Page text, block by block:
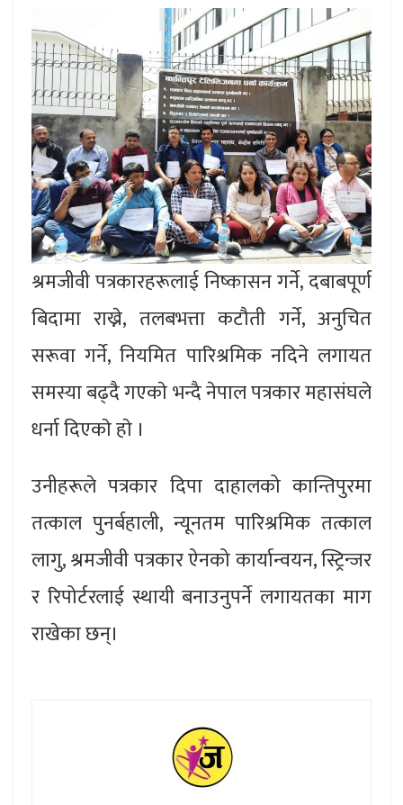
श्रमजीवी पत्रकारहरूलाई निष्कासन गर्ने, दबाबपूर्ण
बिदामा राख्ने, तलबभत्ता कटौती गर्ने, अनुचित
सरूवा गर्ने, नियमित पारिश्रमिक नदिने लगायत
समस्या बढ्दै गएकाे भन्दै नेपाल पत्रकार महासंघले
धर्ना दिएकाे हाे ।
उनीहरूले पत्रकार दिपा दाहालको कान्तिपुरमा
तत्काल पुनर्बहाली, न्यूनतम पारिश्रमिक तत्काल
लागु, श्रमजीवी पत्रकार ऐनको कार्यान्वयन, स्ट्रिन्जर
र रिपोर्टरलाई स्थायी बनाउनुपर्ने लगायतका माग
राखेका छन्।